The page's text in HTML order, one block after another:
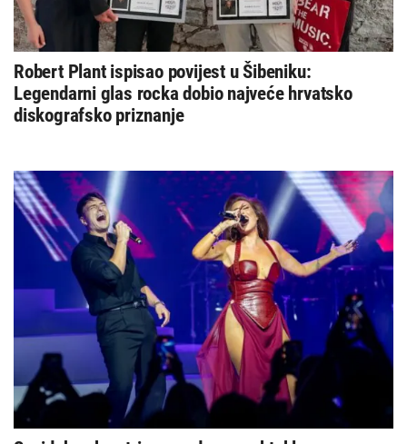
Robert Plant ispisao povijest u Šibeniku:
Legendarni glas rocka dobio najveće hrvatsko
diskografsko priznanje